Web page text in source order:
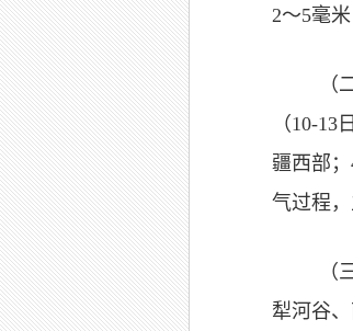
2～5毫
（10-
疆西部
气过程，
犁河谷